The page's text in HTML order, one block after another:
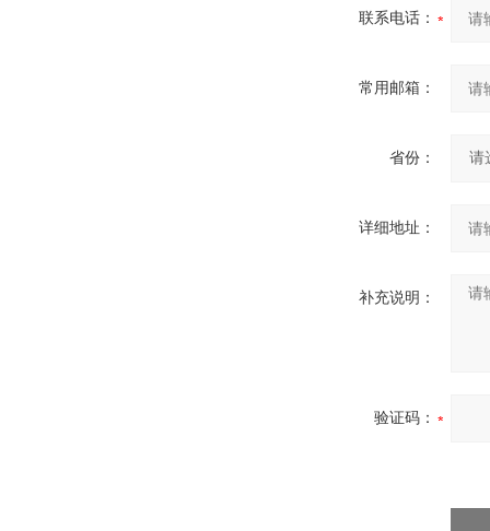
联系电话：
常用邮箱：
省份：
详细地址：
补充说明：
验证码：